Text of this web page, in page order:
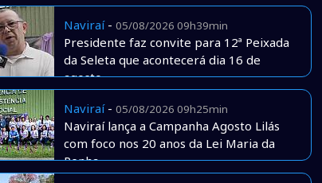
Naviraí- 05/08/2026 09h39min
Presidente faz convite para 12ª Peixada
da Seleta que acontecerá dia 16 de
agosto
Naviraí- 05/08/2026 09h25min
Naviraí lança a Campanha Agosto Lilás
com foco nos 20 anos da Lei Maria da
Penha